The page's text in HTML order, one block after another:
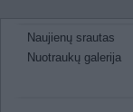
Naujienų srautas
Nuotraukų galerija